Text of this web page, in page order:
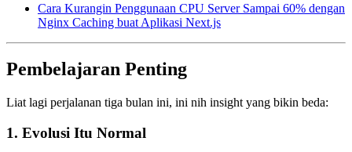
Cara Kurangin Penggunaan CPU Server Sampai 60% dengan
Nginx Caching buat Aplikasi Next.js
Pembelajaran Penting
Liat lagi perjalanan tiga bulan ini, ini nih insight yang bikin beda:
1. Evolusi Itu Normal